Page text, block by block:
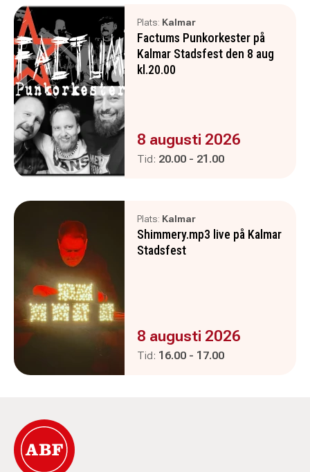
Plats: Kalmar
Factums Punkorkester på
Kalmar Stadsfest den 8 aug
kl.20.00
Evenemanget är :
8 augusti 2026
Tid: Pågår mellan
20.00 - och
21.00
Plats: Kalmar
Shimmery.mp3 live på Kalmar
Stadsfest
Evenemanget är :
8 augusti 2026
Tid: Pågår mellan
16.00 - och
17.00